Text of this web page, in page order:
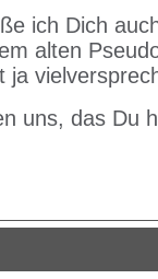
ich Dich
alten
ja
uns, das Du